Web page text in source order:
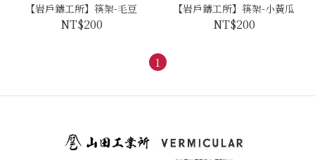
【岩戶鑄工所】筷架-毛豆
NT$200
【岩戶鑄工所】筷架-小黃瓜
NT$200
1